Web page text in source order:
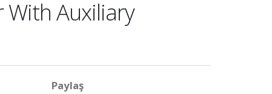
Auxiliary
Paylaş